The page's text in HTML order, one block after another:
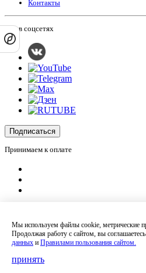
Контакты
Мы в соцсетях
Подписаться
Принимаем к оплате
Оставляя на сайте свои контактные
своих персональных данных в
конфиденциальности .
Сайт не является публичной офертой и
Политика обработки персональных данных
персональных данных
Мы используем файлы cookie, метрические
Продолжая работу с сайтом, вы
данных и Правилами пользования сайтом.
принять